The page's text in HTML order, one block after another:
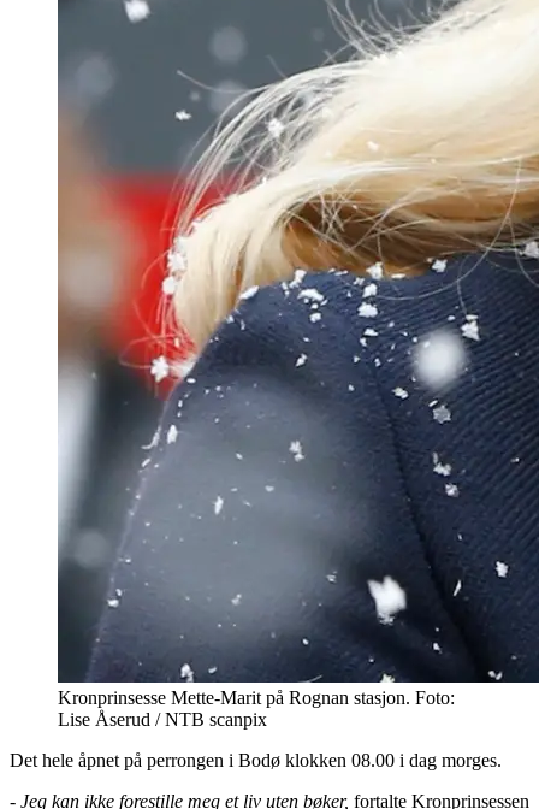
Kronprinsesse Mette-Marit på Rognan stasjon. Foto:
Lise Åserud / NTB scanpix
Det hele åpnet på perrongen i Bodø klokken 08.00 i dag morges.
- Jeg kan ikke forestille meg et liv uten bøker, fortalte Kronprinsessen